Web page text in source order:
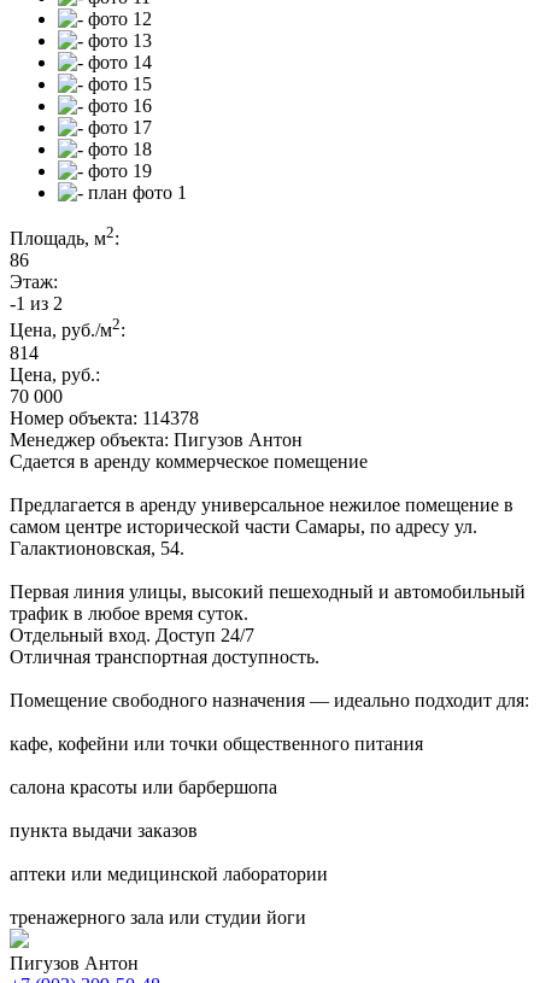
Площадь, м2:
86
Этаж:
-1 из 2
Цена, руб./м2:
814
Цена, руб.:
70 000
Номер объекта: 114378
Менеджер объекта: Пигузов Антон
Сдается в аренду коммерческое помещение
Предлагается в аренду универсальное нежилое помещение в
самом центре исторической части Самары, по адресу ул.
Галактионовская, 54.
Первая линия улицы, высокий пешеходный и автомобильный
трафик в любое время суток.
Отдельный вход. Доступ 24/7
Отличная транспортная доступность.
Помещение свободного назначения — идеально подходит для:
кафе, кофейни или точки общественного питания
салона красоты или барбершопа
пункта выдачи заказов
аптеки или медицинской лаборатории
тренажерного зала или студии йоги
Пигузов Антон